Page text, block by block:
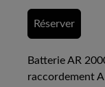
Réserver
Batterie AR
raccordement